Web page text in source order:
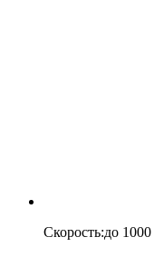
Скорость:до 1000